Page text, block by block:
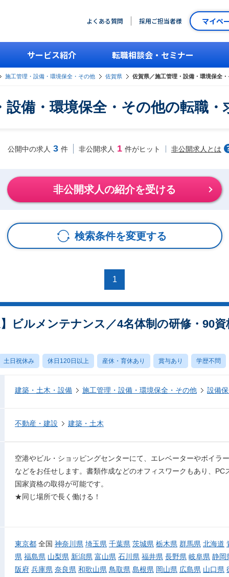
よくある質問 採用ご担当者様 マイペ
サービス紹介 転職相談会・セミナー
施工管理・設備・環境保全・その他 佐賀県 佐賀県／施工管理・設備・環境保全
設備・環境保全・その他の転職・
公開中の求人 3 件 非公開求人 1 件がヒット 非公開求人とは
非公開求人の紹介を受ける
検索条件を変更する
1
ビルメンテナンス／4名体制の研修・90
土日祝休み 休日120日以上 産休・育休あり 賞与あり 学歴不問
建築・土木・設備 施工管理・設備・環境保全・その他 設備
不動産・建設 建築・土木
空港やビル・ショッピングセンターにて、エレベーターやボイラ
などをお任せします。書類作成などのオフィスワークもあり、
国家資格の取得が可能です。
★同じ場所で長く働ける！
東京都 全国 神奈川県 埼玉県 千葉県 茨城県 栃木県 群馬県 北海道
県 福島県 山梨県 新潟県 富山県 石川県 福井県 長野県 岐阜県 静岡
阪府 兵庫県 奈良県 和歌山県 鳥取県 島根県 岡山県 広島県 山口県